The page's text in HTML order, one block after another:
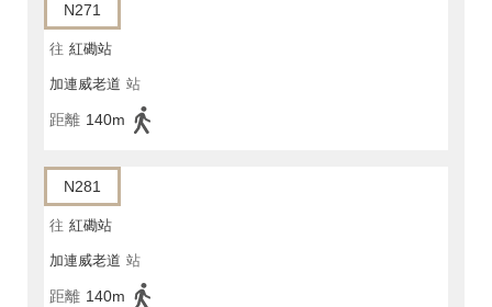
N271
往 紅磡站
加連威老道 站
距離 140m
N281
往 紅磡站
加連威老道 站
距離 140m